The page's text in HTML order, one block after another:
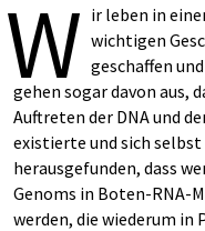
W ir leben in
wichtigen
geschaffen
gehen sogar davon aus,
Auftreten der DNA und
existierte und sich
herausgefunden, dass
Genoms in Boten-RNA-
werden, die wiederum